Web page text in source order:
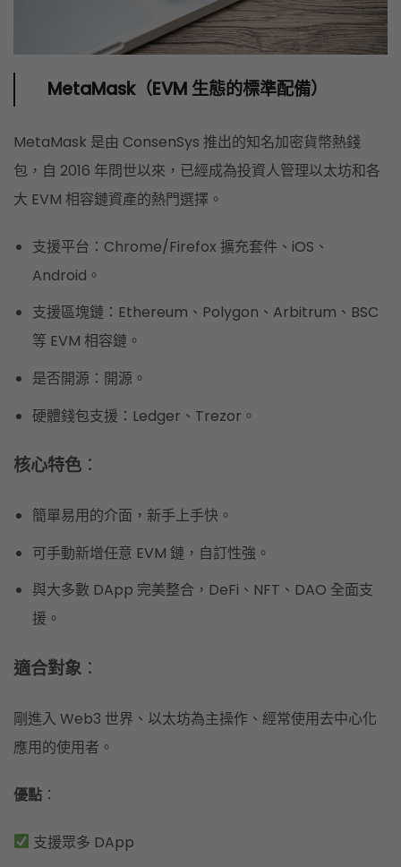
MetaMask（EVM 生態的標準配備）
MetaMask 是由 ConsenSys 推出的知名加密貨幣熱錢
包，自 2016 年問世以來，已經成為投資人管理以太坊和各
大 EVM 相容鏈資產的熱門選擇。
支援平台：Chrome/Firefox 擴充套件、iOS、
Android。
支援區塊鏈：Ethereum、Polygon、Arbitrum、BSC
等 EVM 相容鏈。
是否開源：開源。
硬體錢包支援：Ledger、Trezor。
核心特色 ：
簡單易用的介面，新手上手快。
可手動新增任意 EVM 鏈，自訂性強。
與大多數 DApp 完美整合，DeFi、NFT、DAO 全面支
援。
適合對象 ：
剛進入 Web3 世界、以太坊為主操作、經常使用去中心化
應用的使用者。
優點 ：
支援眾多 DApp